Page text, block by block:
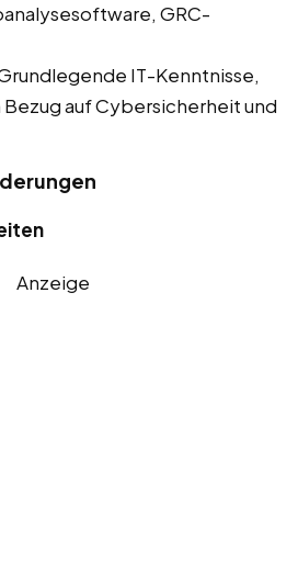
GRC-
IT-Kenntnisse,
auf Cybersicherheit und
Anzeige